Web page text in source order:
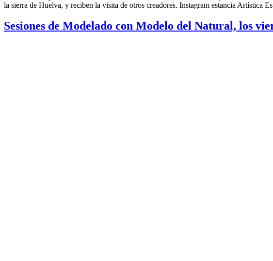
la sierra de Huelva, y reciben la visita de otros creadores. Instagram estancia Artística
Sesiones de Modelado con Modelo del Natural, los